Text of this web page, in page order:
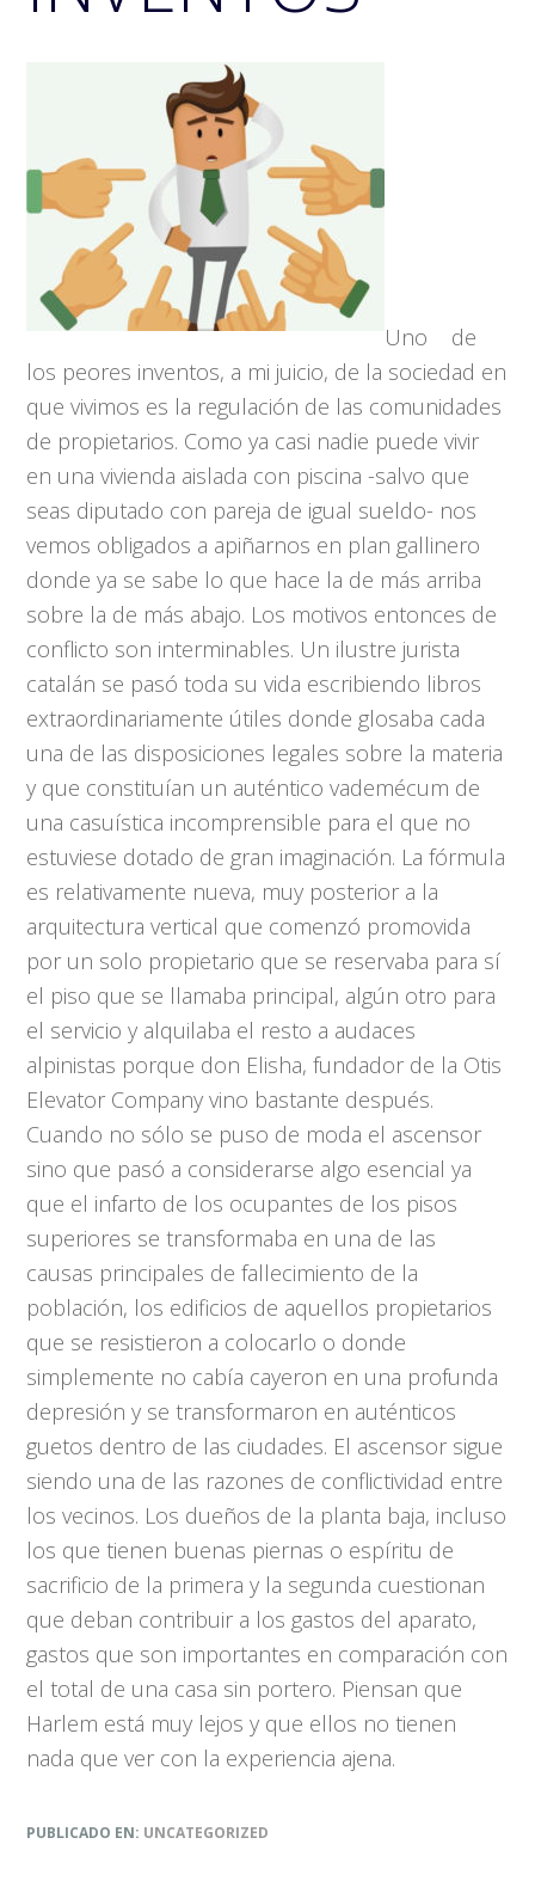
Uno de
los peores inventos, a mi juicio, de la sociedad en
que vivimos es la regulación de las comunidades
de propietarios. Como ya casi nadie puede vivir
en una vivienda aislada con piscina -salvo que
seas diputado con pareja de igual sueldo- nos
vemos obligados a apiñarnos en plan gallinero
donde ya se sabe lo que hace la de más arriba
sobre la de más abajo. Los motivos entonces de
conflicto son interminables. Un ilustre jurista
catalán se pasó toda su vida escribiendo libros
extraordinariamente útiles donde glosaba cada
una de las disposiciones legales sobre la materia
y que constituían un auténtico vademécum de
una casuística incomprensible para el que no
estuviese dotado de gran imaginación. La fórmula
es relativamente nueva, muy posterior a la
arquitectura vertical que comenzó promovida
por un solo propietario que se reservaba para sí
el piso que se llamaba principal, algún otro para
el servicio y alquilaba el resto a audaces
alpinistas porque don Elisha, fundador de la Otis
Elevator Company vino bastante después.
Cuando no sólo se puso de moda el ascensor
sino que pasó a considerarse algo esencial ya
que el infarto de los ocupantes de los pisos
superiores se transformaba en una de las
causas principales de fallecimiento de la
población, los edificios de aquellos propietarios
que se resistieron a colocarlo o donde
simplemente no cabía cayeron en una profunda
depresión y se transformaron en auténticos
guetos dentro de las ciudades. El ascensor sigue
siendo una de las razones de conflictividad entre
los vecinos. Los dueños de la planta baja, incluso
los que tienen buenas piernas o espíritu de
sacrificio de la primera y la segunda cuestionan
que deban contribuir a los gastos del aparato,
gastos que son importantes en comparación con
el total de una casa sin portero. Piensan que
Harlem está muy lejos y que ellos no tienen
nada que ver con la experiencia ajena.
PUBLICADO EN: UNCATEGORIZED